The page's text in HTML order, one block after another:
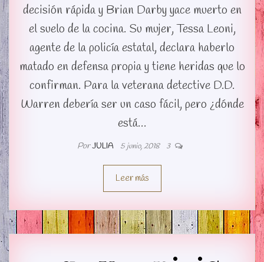
decisión rápida y Brian Darby yace muerto en
el suelo de la cocina. Su mujer, Tessa Leoni,
agente de la policía estatal, declara haberlo
matado en defensa propia y tiene heridas que lo
confirman. Para la veterana detective D.D.
Warren debería ser un caso fácil, pero ¿dónde
está…
PorJULIA 5 junio, 2018 3
Leer más